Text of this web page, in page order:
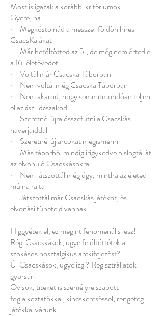
Most is igazak a korábbi kritériumok.
Gyere, ha:
· Megkóstolnád a messze-földön híres
CsacsKajákat
· Már betöltötted az 5., de még nem érted el
a 16. életévedet
· Voltál már Csacska Táborban
· Nem voltál még Csacska Táborban
· Nem akarod, hogy semmitmondóan teljen
el az őszi időszakod
· Szeretnél újra összefutni a Csacskás
haverjaiddal
· Szeretnél új arcokat megismerni
· Más táborból mindig irigykedve pislogtál át
az elvonuló Csacskásokra
· Nem játszottál még úgy, mintha az életed
múlna rajta
· Játszottál már Csacskás játékot, és
elvonási tüneteid vannak
Higgyétek el, ez megint fenomenális lesz!
Régi Csacskások, ugye felöltöttétek a
szokásos nosztalgikus arckifejezést?
Új Csacskások, ugye izgi? Regisztráljatok
gyorsan!
Ovisok, titeket is személyre szabott
foglalkoztatókkal, kincskereséssel, rengeteg
játékkal várunk.